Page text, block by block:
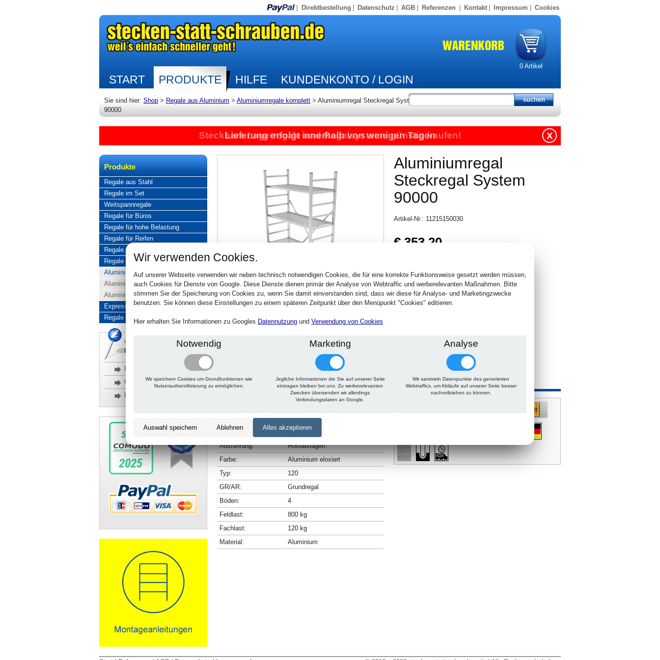
Direktbestellung Datenschutz AGB Referenzen Kontakt Impressum Cookies
0Artikel
START PRODUKTE HILFE KUNDENKONTO / LOGIN
Sie sind hier: Shop > Regale aus Aluminium > Aluminiumregale komplett > Aluminiumregal Steckregal System
90000
Steckbare Lagerregale und Regalsysteme günstig kaufen!
Lieferung erfolgt innerhalb von wenigen Tagen X
Produkte
Regale aus Stahl
Regale im Set
Weitspannregale
Regale für Büros
Regale für hohe Belastung
Regale für Reifen
Regale aus Edelstahl
Regale aus Aluminium
Aluminiumregale komplett
Aluminiumregal Baukasten
Aluminiumregal Kombinationen
Express-Produkte
Regale Reduziert
Rückfragen, Hilfe, Bestellen?
06201 690095-0
Häufige Fragen
Glossar
Kontakt
Aluminiumregal
Steckregal System
90000
Artikel-Nr.: 11215150030
€ 353,20
Stck.
Technische Daten Beschreibung Zu diesem Artikel passt auch
300 mm
Länge:
1500 mm
Ausführung:
Rostauflagen
Farbe:
Aluminium eloxiert
Typ:
120
GR/AR:
Grundregal
Böden:
4
Feldlast:
800 kg
Fachlast:
120 kg
Material:
Aluminium
Wir verwenden Cookies.
Auf unserer Webseite verwenden wir neben technisch notwendigen Cookies, die für eine korrekte Funktionsweise gesetzt werden müssen,
auch Cookies für Dienste von Google. Diese Dienste dienen primär der Analyse von Webtraffic und werberelevanten Maßnahmen. Bitte
stimmen Sie der Speicherung von Cookies zu, wenn Sie damit einverstanden sind, dass wir diese für Analyse- und Marketingzwecke
benutzen. Sie können diese Einstellungen zu einem späteren Zeitpunkt über den Menüpunkt "Cookies" editieren.
Hier erhalten Sie Informationen zu Googles Datennutzung und Verwendung von Cookies
Notwendig
Wir speichern Cookies um Grundfunktionen wie
Nutzerauthentifizierung zu ermöglichen.
Marketing
Jegliche Informationen die Sie auf unserer Seite
eintragen bleiben bei uns. Zu werberelevanten
Zwecken übersenden wir allerdings
Verbindungsdaten an Google.
Analyse
Wir sammeln Datenpunkte des generierten
Webtraffics, um Abläufe auf unserer Seite besser
nachvollziehen zu können.
Auswahl speichern Ablehnen Alles akzeptieren